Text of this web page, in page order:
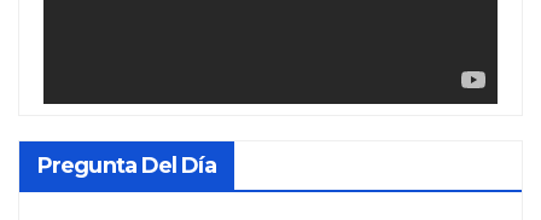
Pregunta Del Día